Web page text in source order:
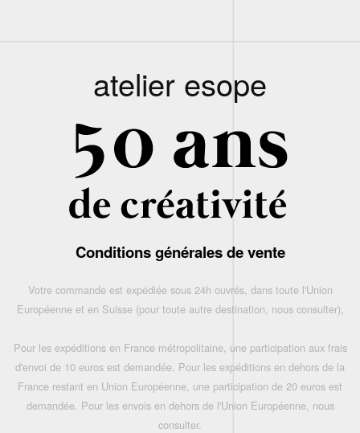
atelier esope
Conditions générales de vente
Votre commande est expédiée sous 24h ouvrés, dans toute l'Union
Européenne et en Suisse (pour toute autre destination, nous consulter),
Pour les expéditions en France métropolitaine, une participation aux frais
d'envoi de 10 euros est demandée. Pour les expéditions en dehors de la
France restant en Union Européenne, une participation de 20 euros est
demandée. Pour les envois en dehors de l'Union Européenne, nous
consulter.